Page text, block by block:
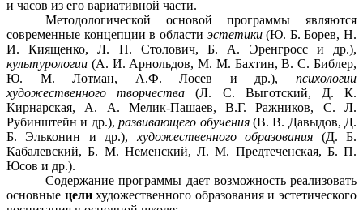
и часов из его вариативной части.
Методологической основой программы являются
современные концепции в области эстетики(Ю. Б. Борев, Н.
И. Киященко, Л. Н. Столович, Б. А. Эренгросс и др.),
культурологии (А. И. Арнольдов, М. М. Бахтин, В. С. Библер,
Ю. М. Лотман, A.Ф. Лосев и др.), психологии
художественного творчества(Л. С. Выготский, Д. К.
Кирнарская, А. А. Мелик-Пашаев, B.Г. Ражников, С. Л.
Рубинштейн и др.),развивающего обучения (В. В. Давыдов, Д.
Б. Эльконин и др.), художественного образования (Д. Б.
Кабалевский, Б. М. Неменский, Л. М. Предтеченская, Б. П.
Юсов и др.).
Содержание программы дает возможность реализовать
основные целихудожественного образования и эстетического